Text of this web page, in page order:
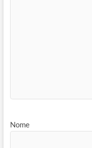
Nome